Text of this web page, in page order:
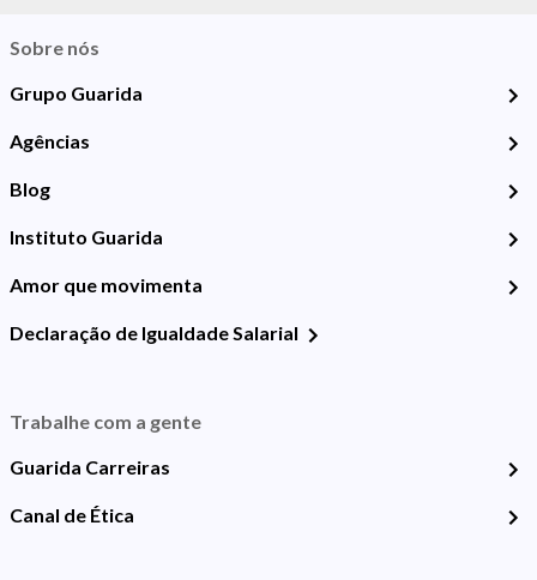
Sobre nós
Grupo Guarida
Agências
Blog
Instituto Guarida
Amor que movimenta
Declaração de Igualdade Salarial
Trabalhe com a gente
Guarida Carreiras
Canal de Ética